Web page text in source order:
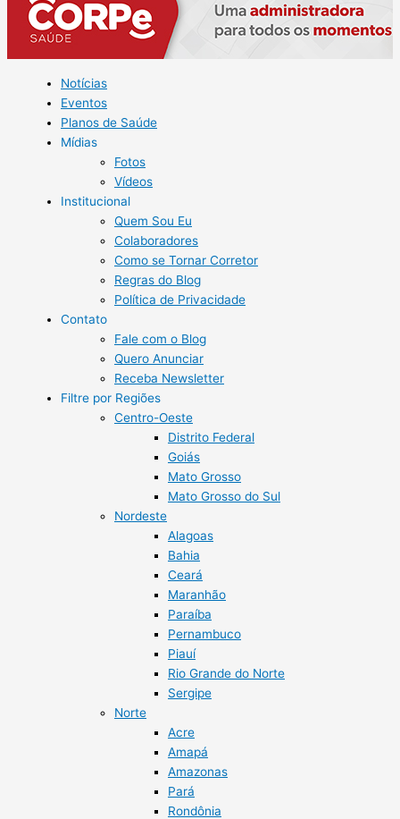
Notícias
Eventos
Planos de Saúde
Mídias
Fotos
Vídeos
Institucional
Quem Sou Eu
Colaboradores
Como se Tornar Corretor
Regras do Blog
Política de Privacidade
Contato
Fale com o Blog
Quero Anunciar
Receba Newsletter
Filtre por Regiões
Centro-Oeste
Distrito Federal
Goiás
Mato Grosso
Mato Grosso do Sul
Nordeste
Alagoas
Bahia
Ceará
Maranhão
Paraíba
Pernambuco
Piauí
Rio Grande do Norte
Sergipe
Norte
Acre
Amapá
Amazonas
Pará
Rondônia